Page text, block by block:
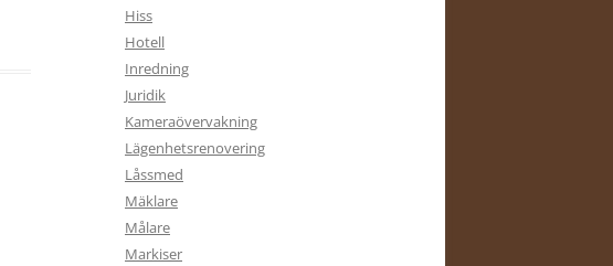
Hiss
Hotell
Inredning
Juridik
Kameraövervakning
Lägenhetsrenovering
Låssmed
Mäklare
Målare
Markiser